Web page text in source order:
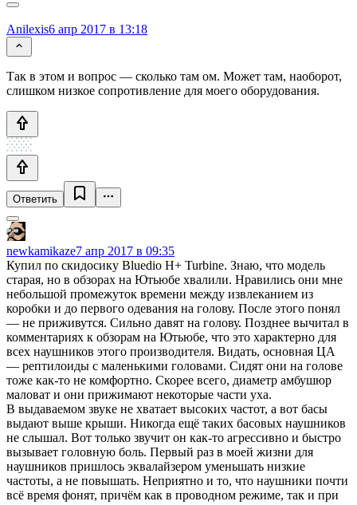
Anilexis6 апр 2017 в 13:18
Так в этом и вопрос — сколько там ом. Может там, наоборот,
слишком низкое сопротивление для моего оборудования.
Ответить
newkamikaze7 апр 2017 в 09:35
Купил по скидосику Bluedio H+ Turbine. Знаю, что модель
старая, но в обзорах на Ютьюбе хвалили. Нравились они мне
небольшой промежуток времени между извлеканием из
коробки и до первого одевания на голову. После этого понял
— не приживутся. Сильно давят на голову. Позднее вычитал в
комментариях к обзорам на Ютьюбе, что это характерно для
всех наушников этого производителя. Видать, основная ЦА
— рептилоиды с маленькими головами. Сидят они на голове
тоже как-то не комфортно. Скорее всего, диаметр амбушюр
маловат и они прижимают некоторые части уха.
В выдаваемом звуке не хватает высоких частот, а вот басы
выдают выше крыши. Никогда ещё таких басовых наушников
не слышал. Вот только звучит он как-то агрессивно и быстро
вызывает головную боль. Первый раз в моей жизни для
наушников пришлось эквалайзером уменьшать низкие
частоты, а не повышать. Неприятно и то, что наушники почти
всё время фонят, причём как в проводном режиме, так и при